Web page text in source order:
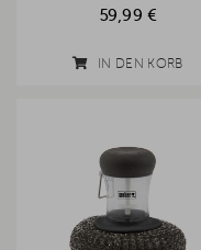
59,99 €
IN DEN KORB